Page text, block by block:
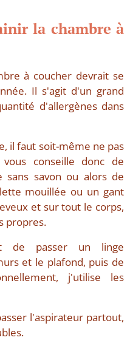
la chambre à
à coucher devrait se
Il s'agit d'un grand
d'allergènes dans
il faut soit-même ne pas
conseille donc de
sans savon ou alors de
mouillée ou un gant
et sur tout le corps,
propres.
de passer un linge
et le plafond, puis de
j'utilise les
l'aspirateur partout,